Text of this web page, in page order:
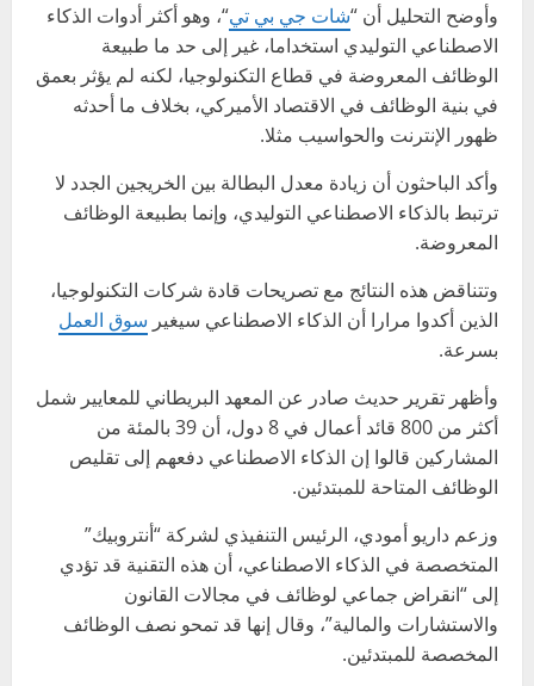
وأوضح التحليل أن “شات جي بي تي“، وهو أكثر أدوات الذكاء
الاصطناعي التوليدي استخداما، غير إلى حد ما طبيعة
الوظائف المعروضة في قطاع التكنولوجيا، لكنه لم يؤثر بعمق
في بنية الوظائف في الاقتصاد الأميركي، بخلاف ما أحدثه
ظهور الإنترنت والحواسيب مثلا.
وأكد الباحثون أن زيادة معدل البطالة بين الخريجين الجدد لا
ترتبط بالذكاء الاصطناعي التوليدي، وإنما بطبيعة الوظائف
المعروضة.
وتتناقض هذه النتائج مع تصريحات قادة شركات التكنولوجيا،
الذين أكدوا مرارا أن الذكاء الاصطناعي سيغير سوق العمل
بسرعة.
وأظهر تقرير حديث صادر عن المعهد البريطاني للمعايير شمل
أكثر من 800 قائد أعمال في 8 دول، أن 39 بالمئة من
المشاركين قالوا إن الذكاء الاصطناعي دفعهم إلى تقليص
الوظائف المتاحة للمبتدئين.
وزعم داريو أمودي، الرئيس التنفيذي لشركة “أنتروبيك”
المتخصصة في الذكاء الاصطناعي، أن هذه التقنية قد تؤدي
إلى “انقراض جماعي لوظائف في مجالات القانون
والاستشارات والمالية”، وقال إنها قد تمحو نصف الوظائف
المخصصة للمبتدئين.